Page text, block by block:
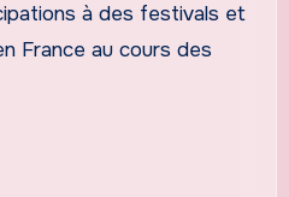
à des festivals et
France au cours des